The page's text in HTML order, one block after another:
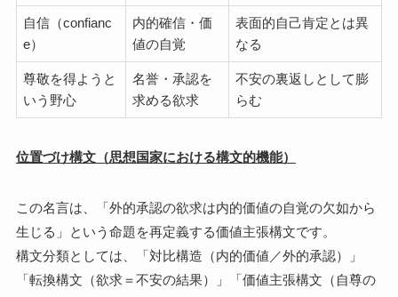
自信（confianc
e）
内的確信・価
値の自覚
表面的自己肯定とは異
なる
尊敬を得ようと
いう野心
名誉・承認を
求める欲求
不安の裏返しとして膨
らむ
位置づけ構文（思想国家における構文的機能）
この名言は、「外的承認の欲求は内的価値の自覚の欠如から
生じる」という命題を再定義する価値主張構文です。
構文分類としては、「対比構造（内的価値／外的承認）」
「転換構文（欲求＝不安の結果）」「価値主張構文（自尊の